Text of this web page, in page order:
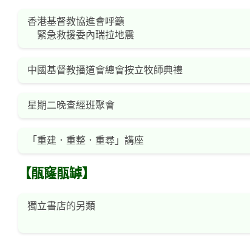
香港基督教協進會呼籲
緊急救援委內瑞拉地震
中國基督教播道會總會按立牧師典禮
星期二晚查經班聚會
「重建．重整．重尋」講座
【瓹窿瓹罅】
獨立書店的另類